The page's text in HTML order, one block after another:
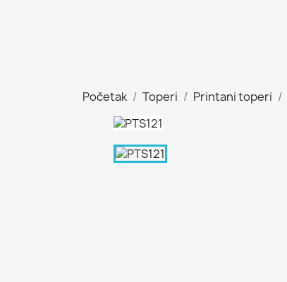
Početak Toperi Printani toperi